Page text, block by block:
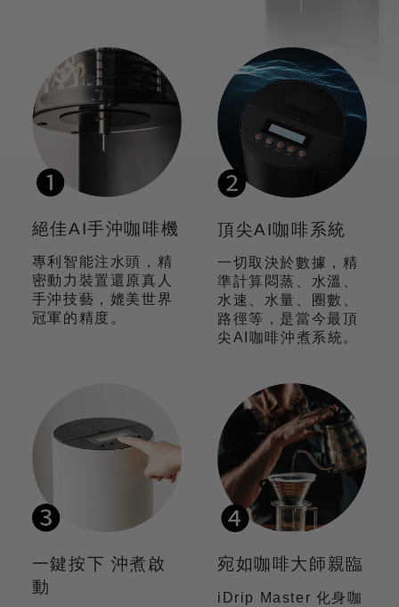
絕佳AI手沖咖啡機
專利智能注水頭，精
密動力裝置還原真人
手沖技藝，媲美世界
冠軍的精度。
頂尖AI咖啡系統
一切取決於數據，精
準計算悶蒸、水溫、
水速、水量、圈數、
路徑等，是當今最頂
尖AI咖啡沖煮系統。
一鍵按下 沖煮啟
動
宛如咖啡大師親臨
iDrip Master 化身咖